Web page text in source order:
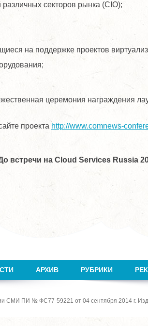
секторов рынка (CIO);
на поддержке проектов
церемония награждения
проекта http://www.comnews-
встречи на Cloud Services Russia
АРХИВ РУБРИКИ
СМИ ПИ № ФС77-59221 от 04 сентября 2014 г.